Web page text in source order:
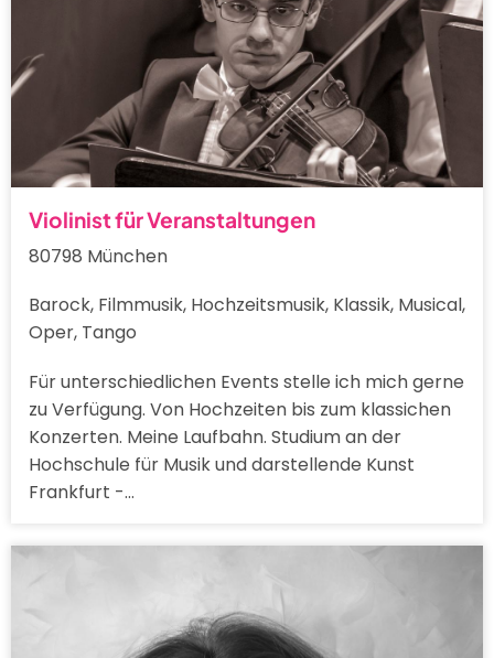
Violinist für Veranstaltungen
80798 München
Barock, Filmmusik, Hochzeitsmusik, Klassik, Musical,
Oper, Tango
Für unterschiedlichen Events stelle ich mich gerne
zu Verfügung. Von Hochzeiten bis zum klassichen
Konzerten. Meine Laufbahn. Studium an der
Hochschule für Musik und darstellende Kunst
Frankfurt -…